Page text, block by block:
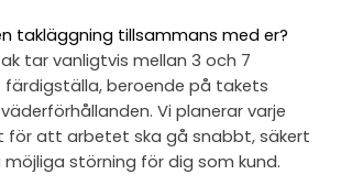
takläggning tillsammans med er?
tar vanligtvis mellan 3 och 7
beroende på takets
Vi planerar varje
för att arbetet ska gå snabbt, säkert
störning för dig som kund.